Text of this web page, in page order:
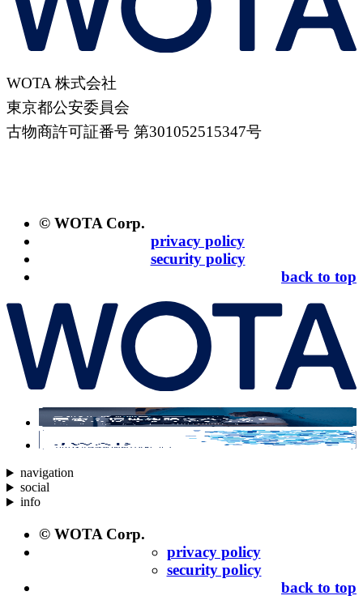
WOTA 株式会社
東京都公安委員会
古物商許可証番号 第301052515347号
© WOTA Corp.
privacy policy
security policy
back to top
navigation
social
info
© WOTA Corp.
privacy policy
security policy
back to top